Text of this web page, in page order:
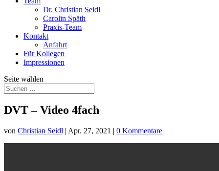
Dr. Christian Seidl
Carolin Späth
Praxis-Team
Kontakt
Anfahrt
Für Kollegen
Impressionen
Seite wählen
DVT – Video 4fach
von Christian Seidl | Apr. 27, 2021 | 0 Kommentare